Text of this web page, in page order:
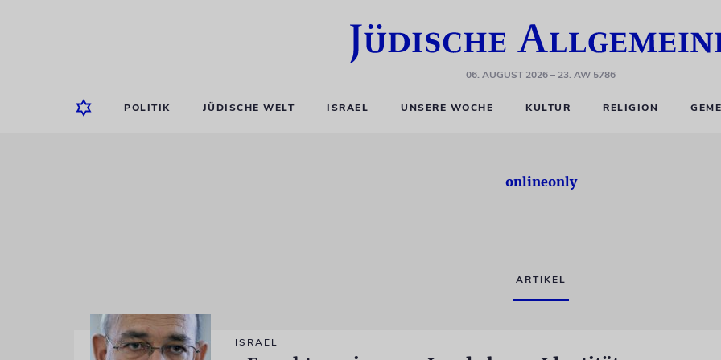
06. AUGUST 2026– 23. AW 5786
POLITIK JÜDISCHE WELT ISRAEL UNSERE WOCHE KULTUR RELIGION
onlineonly
ARTIKEL
ISRAEL